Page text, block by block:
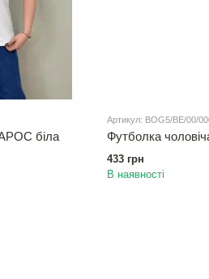
біла
Артикул: ВOG5/BЕ/00/
Футболка
433 грн
В наявності